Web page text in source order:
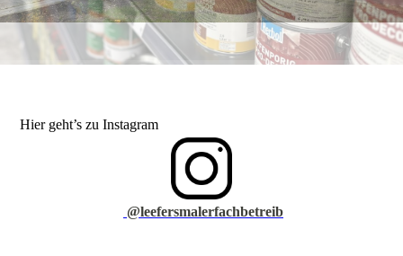
Hier geht’s zu Instagram
@leefersmalerfachbetreib